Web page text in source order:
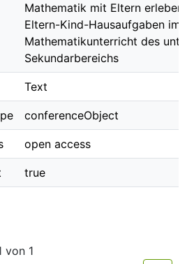
Mathematik mit Eltern erleben
Eltern-Kind-Hausaufgaben im
Mathematikunterricht des
Sekundarbereichs
Text
conferenceObject
open access
true
von 1